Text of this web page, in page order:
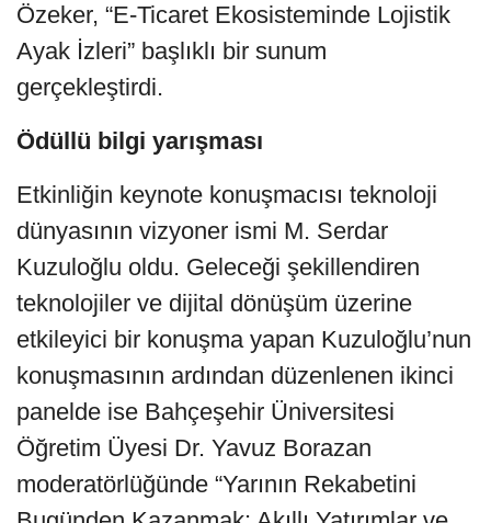
Özeker, “E-Ticaret Ekosisteminde Lojistik
Ayak İzleri” başlıklı bir sunum
gerçekleştirdi.
Ödüllü bilgi yarışması
Etkinliğin keynote konuşmacısı teknoloji
dünyasının vizyoner ismi M. Serdar
Kuzuloğlu oldu. Geleceği şekillendiren
teknolojiler ve dijital dönüşüm üzerine
etkileyici bir konuşma yapan Kuzuloğlu’nun
konuşmasının ardından düzenlenen ikinci
panelde ise Bahçeşehir Üniversitesi
Öğretim Üyesi Dr. Yavuz Borazan
moderatörlüğünde “Yarının Rekabetini